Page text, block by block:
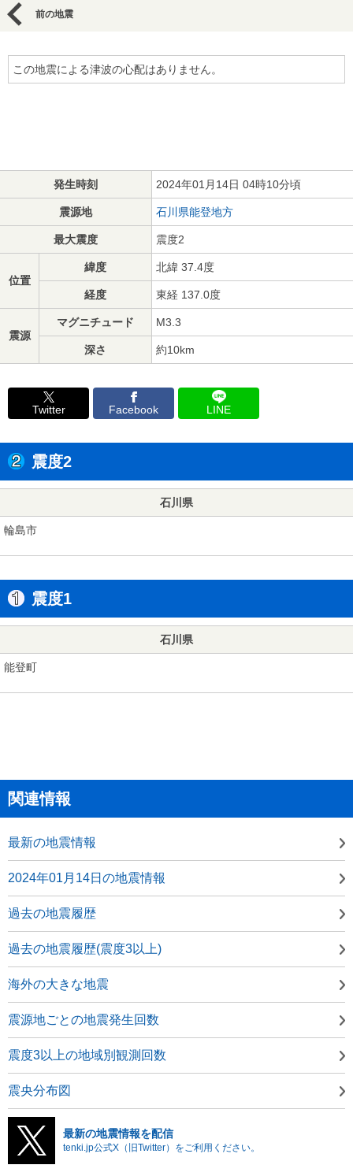
前の地震
この地震による津波の心配はありません。
発生時刻 2024年01月14日 04時10分頃
震源地 石川県能登地方
最大震度 震度2
位置
緯度 北緯 37.4度
経度 東経 137.0度
震源
マグニチュード M3.3
深さ 約10km
Twitter Facebook LINE
震度2
石川県
輪島市
震度1
石川県
能登町
関連情報
最新の地震情報
2024年01月14日の地震情報
過去の地震履歴
過去の地震履歴(震度3以上)
海外の大きな地震
震源地ごとの地震発生回数
震度3以上の地域別観測回数
震央分布図
最新の地震情報を配信
tenki.jp公式X（旧Twitter）をご利用ください。